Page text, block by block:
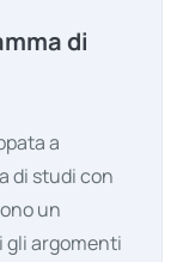
di
a
di studi con
un
argomenti